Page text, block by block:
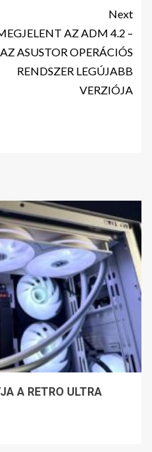
Next
AZ ADM 4.2 –
AZ ASUSTOR OPERÁCIÓS
RENDSZER LEGÚJABB
VERZIÓJA
A RETRO ULTRA